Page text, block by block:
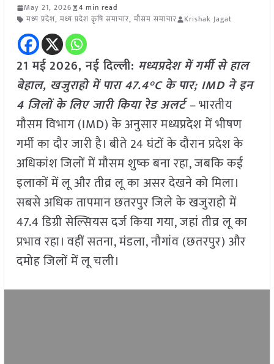
May 21, 2026
4 min read
मध्य प्रदेश, मध्य प्रदेश कृषि समाचार, मौसम समाचार Krishak Jagat
21 मई2026, नई दिल्ली: मध्यप्रदेश में गर्मी से हाल
बेहाल, खजुराहो में पारा 47.4°C के पार; IMD ने इन
4 जिलों के लिए जारी किया रेड अलर्ट –भारतीय
मौसम विभाग (IMD) के अनुसार मध्यप्रदेश में भीषण
गर्मी का दौर जारी है। बीते 24 घंटों के दौरान प्रदेश के
अधिकांश जिलों में मौसम शुष्क बना रहा, जबकि कई
इलाकों में लू और तीव्र लू का असर देखने को मिला।
सबसे अधिक तापमान छतरपुर जिले के खजुराहो में
47.4 डिग्री सेल्सियस दर्ज किया गया, जहां तीव्र लू का
प्रभाव रहा। वहीं सतना, मंडला, नौगांव (छतरपुर) और
दमोह जिलों में लू चली।